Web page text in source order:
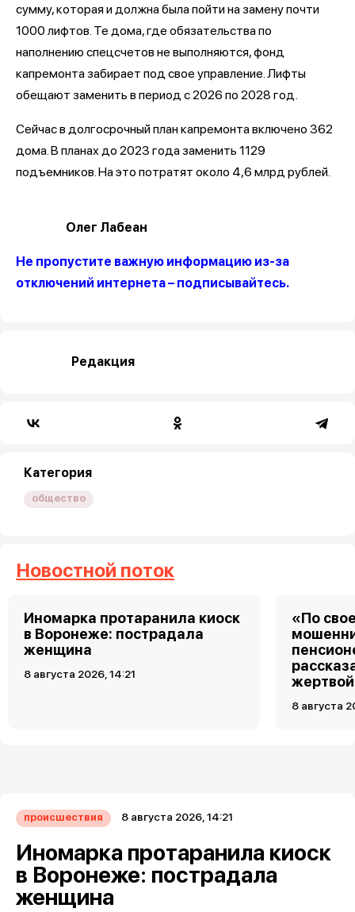
сумму, которая и должна была пойти на замену почти
1000 лифтов. Те дома, где обязательства по
наполнению спецсчетов не выполняются, фонд
капремонта забирает под свое управление. Лифты
обещают заменить в период с 2026 по 2028 год.
Сейчас в долгосрочный план капремонта включено 362
дома. В планах до 2023 года заменить 1129
подъемников. На это потратят около 4,6 млрд рублей.
Олег Лабеан
Не пропустите важную информацию из-за
отключений интернета – подписывайтесь.
Редакция
Категория
общество
Новостной поток
Иномарка протаранила киоск
в Воронеже: пострадала
женщина
8 августа 2026, 14:21
«По
8 августа
происшествия 8 августа 2026, 14:21
Иномарка протаранила киоск
в Воронеже: пострадала
женщина